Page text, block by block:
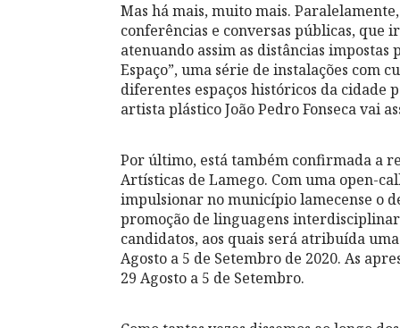
Mas há mais, muito mais.
conferências e conversas públicas, que
atenuando assim as distâncias impostas
Espaço”, uma série de instalações com
diferentes espaços históricos da cidade
artista plástico João Pedro Fonseca vai
Por último, está também confirmada a
Artísticas de Lamego. Com uma open-
impulsionar no município lamecense o
promoção de linguagens
candidatos, aos quais será atribuída
Agosto a 5 de Setembro de 2020. As
29 Agosto a 5 de Setembro.